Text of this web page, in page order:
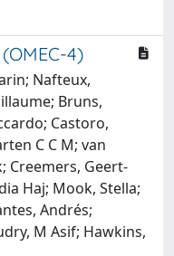
4)
Nafteux,
Bruns,
Castoro,
C C M; van
Creemers, Geert-
Haj; Mook, Stella;
Andrés;
M Asif; Hawkins,